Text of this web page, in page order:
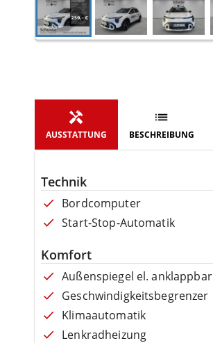
AUSSTATTUNG BESCHREIBUNG
Technik
Bordcomputer
Start-Stop-Automatik
Komfort
Außenspiegel el. anklappbar
Geschwindigkeitsbegrenzer
Klimaautomatik
Lenkradheizung